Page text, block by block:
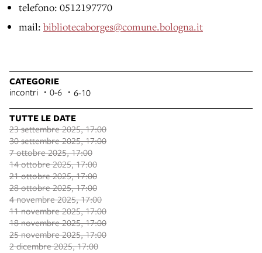
telefono: 0512197770
mail: bibliotecaborges@comune.bologna.it
CATEGORIE
incontri 0-6 6-10
TUTTE LE DATE
23 settembre 2025, 17:00
30 settembre 2025, 17:00
7 ottobre 2025, 17:00
14 ottobre 2025, 17:00
21 ottobre 2025, 17:00
28 ottobre 2025, 17:00
4 novembre 2025, 17:00
11 novembre 2025, 17:00
18 novembre 2025, 17:00
25 novembre 2025, 17:00
2 dicembre 2025, 17:00